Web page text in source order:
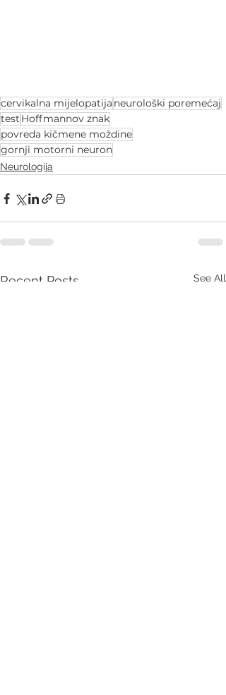
cervikalna mijelopatija neurološki poremećaj
test Hoffmannov znak
povreda kičmene moždine
gornji motorni neuron
Neurologija
Recent Posts See All